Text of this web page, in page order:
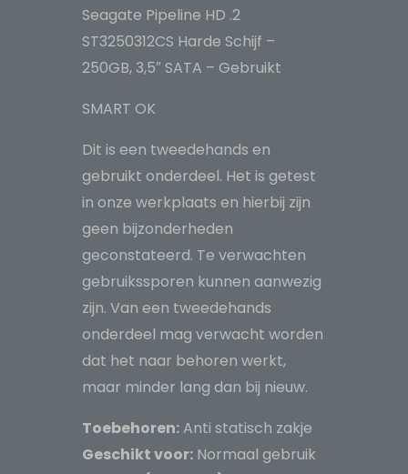
3,5"
SATA
aantal
Seagate Pipeline HD .2
ST3250312CS Harde Schijf –
250GB, 3,5″ SATA – Gebruikt
SMART OK
Dit is een tweedehands en
gebruikt onderdeel. Het is getest
in onze werkplaats en hierbij zijn
geen bijzonderheden
geconstateerd. Te verwachten
gebruikssporen kunnen aanwezig
zijn. Van een tweedehands
onderdeel mag verwacht worden
dat het naar behoren werkt,
maar minder lang dan bij nieuw.
Toebehoren:Anti statisch zakje
Geschikt voor: Normaal gebruik